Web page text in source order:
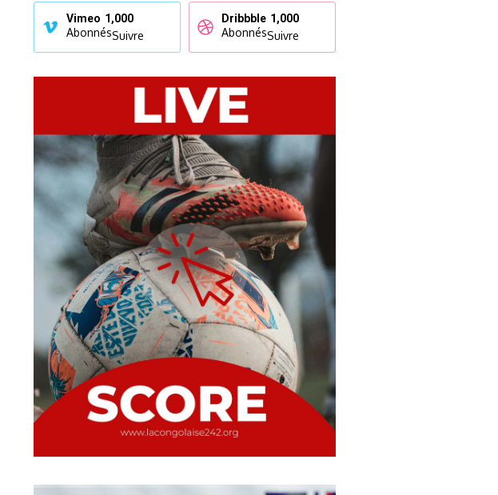
Vimeo 1,000
AbonnésSuivre
Dribbble 1,000
AbonnésSuivre